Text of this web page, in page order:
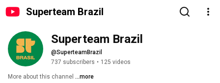
Superteam Brazil
Superteam Brazil
@SuperteamBrazil
737 subscribers • 125 videos
More about this channel ...more